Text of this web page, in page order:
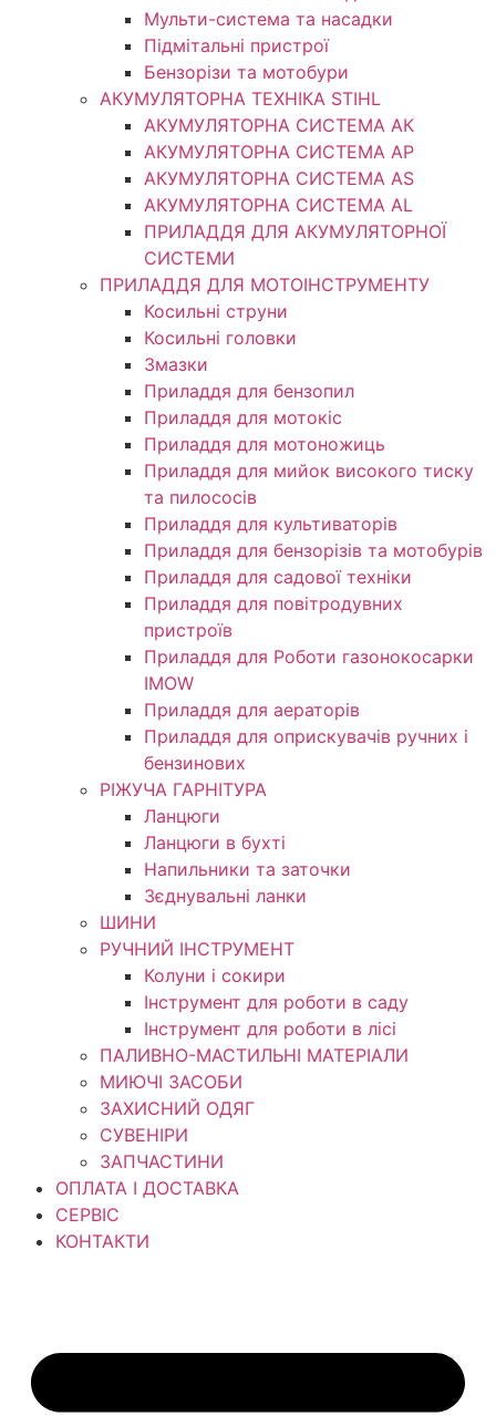
Мульти-система та насадки
Підмітальні пристрої
Бензорізи та мотобури
АКУМУЛЯТОРНА ТЕХНІКА STIHL
АКУМУЛЯТОРНА СИСТЕМА АК
АКУМУЛЯТОРНА СИСТЕМА АР
АКУМУЛЯТОРНА СИСТЕМА AS
АКУМУЛЯТОРНА СИСТЕМА AL
ПРИЛАДДЯ ДЛЯ АКУМУЛЯТОРНОЇ
СИСТЕМИ
ПРИЛАДДЯ ДЛЯ МОТОІНСТРУМЕНТУ
Косильні струни
Косильні головки
Змазки
Приладдя для бензопил
Приладдя для мотокіс
Приладдя для мотоножиць
Приладдя для мийок високого тиску
та пилососів
Приладдя для культиваторів
Приладдя для бензорізів та мотобурів
Приладдя для садової техніки
Приладдя для повітродувних
пристроїв
Приладдя для Роботи газонокосарки
IMOW
Приладдя для аераторів
Приладдя для оприскувачів ручних і
бензинових
РІЖУЧА ГАРНІТУРА
Ланцюги
Ланцюги в бухті
Напильники та заточки
Зєднувальні ланки
ШИНИ
РУЧНИЙ ІНСТРУМЕНТ
Колуни і сокири
Інструмент для роботи в саду
Інструмент для роботи в лісі
ПАЛИВНО-МАСТИЛЬНІ МАТЕРІАЛИ
МИЮЧІ ЗАСОБИ
ЗАХИСНИЙ ОДЯГ
СУВЕНІРИ
ЗАПЧАСТИНИ
ОПЛАТА І ДОСТАВКА
СЕРВІС
КОНТАКТИ